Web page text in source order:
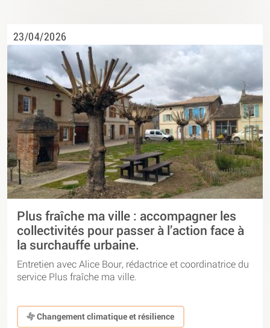
23/04/2026
Plus fraîche ma ville : accompagner les
collectivités pour passer à l’action face à
la surchauffe urbaine.
Entretien avec Alice Bour, rédactrice et coordinatrice du
service Plus fraîche ma ville.
Changement climatique et résilience